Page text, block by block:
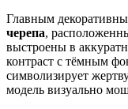
Главным
черепа,
выстроены в
контраст с тёмным
символизирует
модель визуально